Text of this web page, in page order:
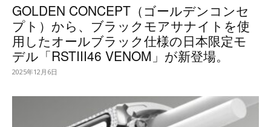
GOLDEN CONCEPT（ゴールデンコンセ
プト）から、ブラックモアサナイトを使
用したオールブラック仕様の日本限定モ
デル「RSTIII46 VENOM」が新登場。
2025年12月6日